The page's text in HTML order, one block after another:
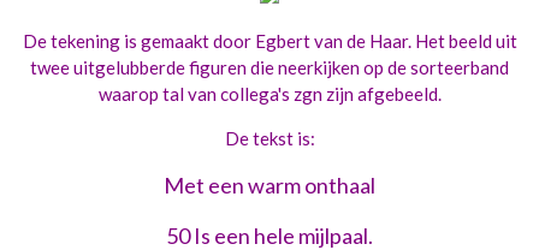
De tekening is gemaakt door Egbert van de Haar. Het beeld uit
twee uitgelubberde figuren die neerkijken op de sorteerband
waarop tal van collega's zgn zijn afgebeeld.
De tekst is:
Met een warm onthaal
50 Is een hele mijlpaal.